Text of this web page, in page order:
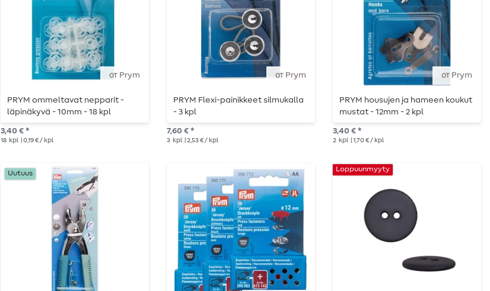
от Prym
PRYM ommeltavat nepparit -
läpinäkyvä - 10mm - 18 kpl
3,40 € *
18 kpl | 0,19 € / kpl
от Prym
PRYM Flexi-painikkeet silmukalla
- 3 kpl
7,60 € *
3 kpl | 2,53 € / kpl
от Prym
PRYM housujen ja hameen koukut
mustat - 12mm - 2 kpl
3,40 € *
2 kpl | 1,70 € / kpl
Uutuus
Loppuunmyyty